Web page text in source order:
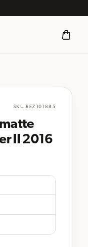
SKU REZ101885
II 2016